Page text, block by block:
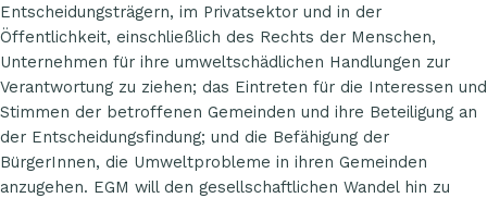
Entscheidungsträgern, im Privatsektor und in der
Öffentlichkeit, einschließlich des Rechts der Menschen,
Unternehmen für ihre umweltschädlichen Handlungen zur
Verantwortung zu ziehen; das Eintreten für die Interessen und
Stimmen der betroffenen Gemeinden und ihre Beteiligung an
der Entscheidungsfindung; und die Befähigung der
BürgerInnen, die Umweltprobleme in ihren Gemeinden
anzugehen. EGM will den gesellschaftlichen Wandel hin zu